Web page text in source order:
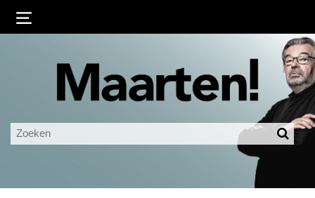
Ingelogd blijven
LOGIN